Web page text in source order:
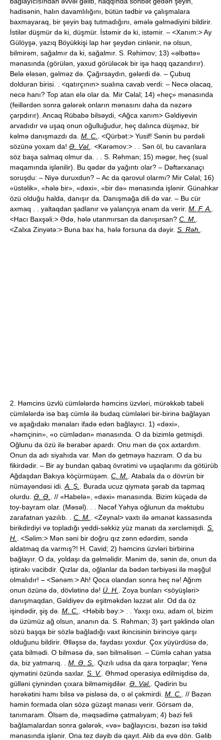
hadisənin, halın davamlılığını, bütün tədbir və çalışmalara
baxmayaraq, bir şeyin baş tutmadığını, əmələ gəlmədiyini bildirir.
İstilər düşmür də ki, düşmür. İstəmir də ki, istəmir. – <Xanım:> Ay
Gülöyşə, yazıq Böyükkişi lap hər şeydən cinlənir, nə olsun,
bilmirəm, sağalmır da ki, sağalmır. S. Rəhimov; 13) «əlbəttə»
mənasında (görülən, yaxud görüləcək bir işə haqq qazandırır).
Belə eləsən, gəlməz də. Çağırsaydın, gələrdi də. – Çubuq
dolduran birisi. . <qatırçının> sualına cavab verdi: – Necə olacaq,
necə hanı? Top atan elə olar da. Mir Cəlal; 14) «heç» mənasında
(feillərdən sonra gələrək onların mənasını daha da nəzərə
çarpdırır). Ancaq Rübabə bilsəydi, <Ağca xanım> Gəldiyevin
arvadıdır və uşaq onun oğulluğudur, heç dalınca düşməz, bir
kəlmə danışmazdı da. M. C.
. <Qürbət:> Yusif! Sənin bu pərdəli
sözünə yoxam da! Ə. Vəl.
. <Kərəmov:> . . Sən öl, bu cavanlara
söz başa salmaq olmur da. . . S. Rəhman; 15) məgər, heç (sual
məqamında işlənilir). Bu qədər də yağıntı olar? – Dəftərxanaçı
soruşdu: – Niyə duruxdun? – Ac da qarovul olarmı? Mir Cəlal; 16)
«üstəlik», «hələ bir», «dəxi», «bir də» mənasında işlənir. Günahkar
özü olduğu halda, danışır da. Danışmağa dili də var. – Bu cür
axmaq . . yaltaqdan şadlanır və yalançıya ənam da verir. M. F. A.
<Hacı Baxşəli:> Ədə, hələ utanmırsan da danışırsan? C. M.
<Zalxa Zinyətə:> Buna bax ha, hələ forsuna da dəyir. S. Rəh.
2. Həmcins üzvlü cümlələrdə həmcins üzvləri, mürəkkəb tabeli
cümlələrdə isə baş cümlə ilə budaq cümlələri bir-birinə bağlayan
və aşağıdakı mənaları ifadə edən bağlayıcı. 1) «dəxi»,
«həmçinin», «o cümlədən» mənasında. O da bizimlə getmişdi.
Oğlunu da özü ilə bərabər apardı. Onu mən də çox axtardım.
Onun da adı siyahıda var. Mən də getməyə hazıram. O da bu
fikirdədir. – Bir ay bundan qabaq övrətimi və uşaqlarımı da götürüb
Ağdaşdan Bakıya köçürmüşəm. C. M.
. Atabala da o dövrün bir
nümayəndəsi idi. A. Ş.
. Burada ucuz qiymətə şərab da tapmaq
olurdu. Ə. Ə.
. // «Habelə», «dəxi» mənasında. Bizim küçədə də
toy-bayram olar. (Məsəl). . . Nəcəf Yəhya oğlunun da məktubu
zarafatnan yazılıb. . C. M.
. <Zeynal> vaxtı ilə əmanət kassasında
birikdirdiyi və topladığı yeddi-səkkiz yüz manatı da xərcləmişdi. S.
H.
. <Səlim:> Mən səni bir doğru qız zənn edərdim, səndə
aldatmaq da varmış?! H. Cavid; 2) həmcins üzvləri birbirinə
bağlayır. O da, yoldaşı da gəlməlidir. Mənim də, sənin də, onun da
iştirakı vacibdir. Qızlar da, oğlanlar da bədən tərbiyəsi ilə məşğul
olmalıdır! – <Sənəm:> Ah! Qoca olandan sonra heç nə! Ağrım
onun özünə də, dövlətinə də! Ü. H.
. Zoya bunları <söyüşləri>
danışmaqdan, Gəldiyev də eşitməkdən ləzzət alır. Od da öz
işindədir, şiş də. M. C.
. <Həbib bəy:> . . Yaxşı oxu, adam ol, bizim
də üzümüz ağ olsun, ananın da. S. Rəhman; 3) şərt şəklində olan
sözü başqa bir sözlə bağladığı vaxt ikincisinin birinciyə qarşı
olduğunu bildirir. Əlləşsə də, faydası yoxdur. Çox yüyürdüsə də,
çata bilmədi. O bilməsə də, sən bilməlisən. – Cümlə cahan yatsa
da, biz yatmarıq. . M. Ə. S.
. Qızılı udsa da qara torpaqlar; Yenə
qiymətini özündə saxlar. S. V. . Əhməd operasiya edilmişdisə də,
gülləni çiynindən çıxara bilməmişdilər. Ə. Vəl.
. Qədirin bu
hərəkətini hamı bilsə və pisləsə də, o əl çəkmirdi. M. C.
. // Bəzən
həmin formada olan sözə güzəşt mənası verir. Görsəm də,
tanımaram. Ölsəm də, məqsədimə çatmalıyam; 4) bəzi feli
bağlamalardan sonra gələrək, «və» bağlayıcısı, bəzən isə təkid
mənasında işlənir. Ona tez dəyib də qayıt. Alıb da evə dön. Gəlib